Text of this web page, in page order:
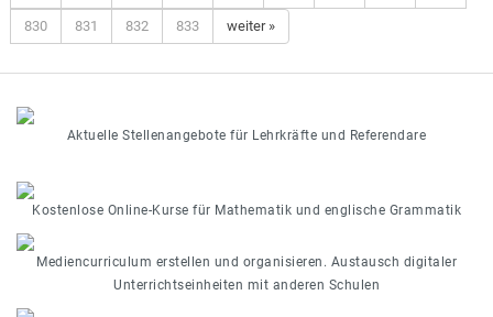
830 831 832 833 weiter »
Aktuelle Stellenangebote für Lehrkräfte und Referendare
Kostenlose Online-Kurse für Mathematik und englische Grammatik
Mediencurriculum erstellen und organisieren. Austausch digitaler
Unterrichtseinheiten mit anderen Schulen